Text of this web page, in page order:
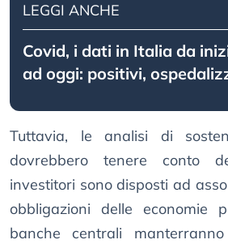
LEGGI ANCHE
Covid, i dati in Italia da
ad oggi: positivi,
Tuttavia, le analisi di
dovrebbero tenere conto
investitori sono disposti ad
obbligazioni delle economie
banche centrali